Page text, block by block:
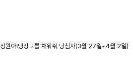
정원아!냉장고를 채워줘 당첨자(3월 27일~4월 2일)